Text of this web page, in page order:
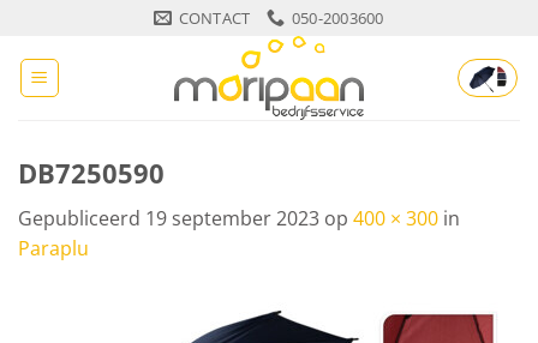
inhoud
CONTACT 050-2003600
DB7250590
Gepubliceerd 19 september 2023 op 400 × 300 in
Paraplu